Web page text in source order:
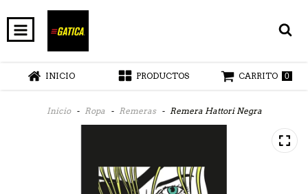
INICIO PRODUCTOS CARRITO 0
Inicio - Ropa - Remeras - Remera Hattori Negra